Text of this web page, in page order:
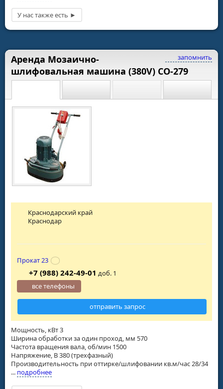
запомнить
Аренда Мозаично-
шлифовальная машина (380V) СО-279
Мощность, кВт 3
Ширина обработки за один проход, мм 570
Частота вращения вала, об/мин 1500
Напряжение, В 380 (трехфазный)
Производительность при оттирке/шлифовании кв.м/час 28/34
... подробнее
Краснодарский край
Краснодар
Прокат 23
+7 (988) 242-49-01 доб. 1
все телефоны
отправить запрос